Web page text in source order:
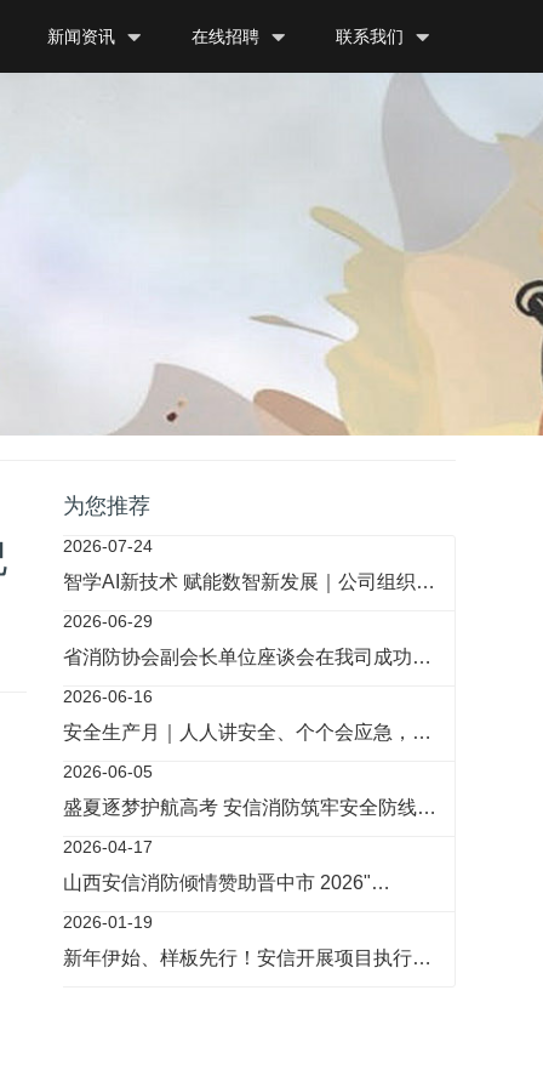
新闻资讯 在线招聘 联系我们
为您推荐
2026-07-24
智学AI新技术 赋能数智新发展｜公司组织…
2026-06-29
省消防协会副会长单位座谈会在我司成功…
2026-06-16
安全生产月｜人人讲安全、个个会应急，…
2026-06-05
盛夏逐梦护航高考 安信消防筑牢安全防线…
2026-04-17
山西安信消防倾情赞助晋中市 2026"…
2026-01-19
新年伊始、样板先行！安信开展项目执行…